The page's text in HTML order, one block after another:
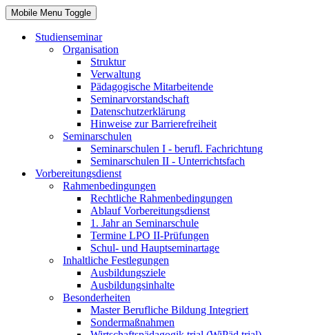
Mobile Menu Toggle
Studienseminar
Organisation
Struktur
Verwaltung
Pädagogische Mitarbeitende
Seminarvorstandschaft
Datenschutzerklärung
Hinweise zur Barrierefreiheit
Seminarschulen
Seminarschulen I - berufl. Fachrichtung
Seminarschulen II - Unterrichtsfach
Vorbereitungsdienst
Rahmenbedingungen
Rechtliche Rahmenbedingungen
Ablauf Vorbereitungsdienst
1. Jahr an Seminarschule
Termine LPO II-Prüfungen
Schul- und Hauptseminartage
Inhaltliche Festlegungen
Ausbildungsziele
Ausbildungsinhalte
Besonderheiten
Master Berufliche Bildung Integriert
Sondermaßnahmen